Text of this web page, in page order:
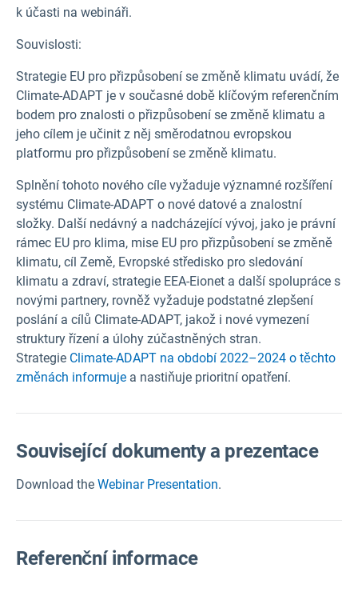
k účasti na webináři.
Souvislosti:
Strategie EU pro přizpůsobení se změně klimatu uvádí, že
Climate-ADAPT je v současné době klíčovým referenčním
bodem pro znalosti o přizpůsobení se změně klimatu a
jeho cílem je učinit z něj směrodatnou evropskou
platformu pro přizpůsobení se změně klimatu.
Splnění tohoto nového cíle vyžaduje významné rozšíření
systému Climate-ADAPT o nové datové a znalostní
složky. Další nedávný a nadcházející vývoj, jako je právní
rámec EU pro klima, mise EU pro přizpůsobení se změně
klimatu, cíl Země, Evropské středisko pro sledování
klimatu a zdraví, strategie EEA-Eionet a další spolupráce s
novými partnery, rovněž vyžaduje podstatné zlepšení
poslání a cílů Climate-ADAPT, jakož i nové vymezení
struktury řízení a úlohy zúčastněných stran.
Strategie Climate-ADAPT na období 2022–2024 o těchto
změnách informuje a nastiňuje prioritní opatření.
Související dokumenty a prezentace
Download the Webinar Presentation.
Referenční informace